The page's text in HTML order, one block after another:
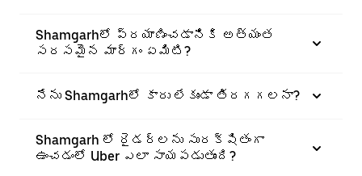
Shamgarhలో ప్రయాణించడానికి అత్యంత
సరసమైన మార్గం ఏమిటి?
నేను Shamgarhలో కారు లేకుండా తిరగగలనా?
Shamgarh లో రైడర్‌లను సురక్షితంగా
ఉంచడంలో Uber ఎలా సాయపడుతుంది?